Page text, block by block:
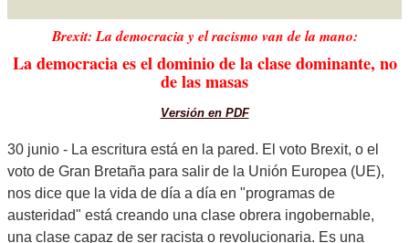
Brexit: La democracia y el racismo van de la mano:
La democracia es el dominio de la clase dominante, no
de las masas
Versión en PDF
30 junio - La escritura está en la pared. El voto Brexit, o el
voto de Gran Bretaña para salir de la Unión Europea (UE),
nos dice que la vida de día a día en "programas de
austeridad" está creando una clase obrera ingobernable,
una clase capaz de ser racista o revolucionaria. Es una